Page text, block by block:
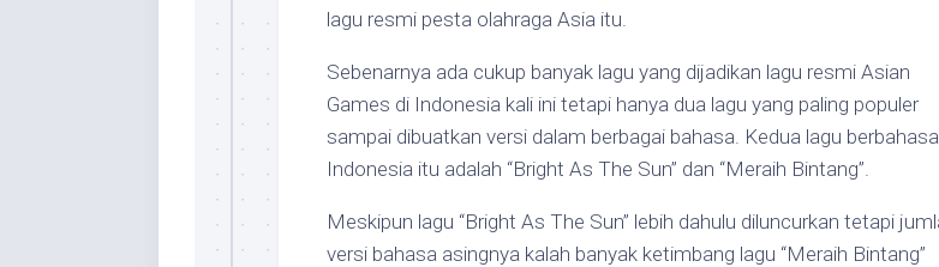
lagu resmi pesta olahraga Asia itu.
Sebenarnya ada cukup banyak lagu yang dijadikan lagu resmi Asian
Games di Indonesia kali ini tetapi hanya dua lagu yang paling populer
sampai dibuatkan versi dalam berbagai bahasa. Kedua lagu berbahasa
Indonesia itu adalah “Bright As The Sun” dan “Meraih Bintang”.
Meskipun lagu “Bright As The Sun” lebih dahulu diluncurkan tetapi
versi bahasa asingnya kalah banyak ketimbang lagu “Meraih Bintang”